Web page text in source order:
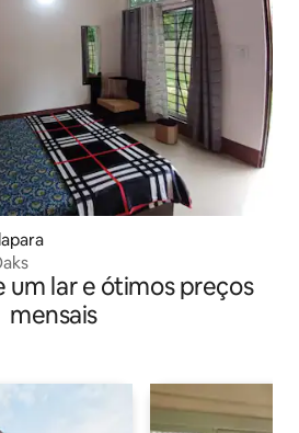
lar e ótimos preços
mensais